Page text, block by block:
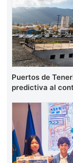
Puertos de
predictiva al